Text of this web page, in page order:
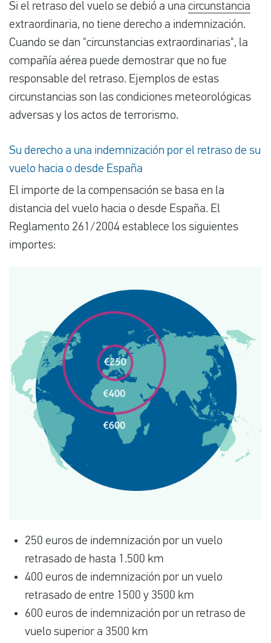
Si el retraso del vuelo se debió a una circunstancia
extraordinaria, no tiene derecho a indemnización.
Cuando se dan "circunstancias extraordinarias", la
compañía aérea puede demostrar que no fue
responsable del retraso. Ejemplos de estas
circunstancias son las condiciones meteorológicas
adversas y los actos de terrorismo.
Su derecho a una indemnización por el retraso de su
vuelo hacia o desde España
El importe de la compensación se basa en la
distancia del vuelo hacia o desde España. El
Reglamento 261/2004 establece los siguientes
importes:
250 euros de indemnización por un vuelo
retrasado de hasta 1.500 km
400 euros de indemnización por un vuelo
retrasado de entre 1500 y 3500 km
600 euros de indemnización por un retraso de
vuelo superior a 3500 km